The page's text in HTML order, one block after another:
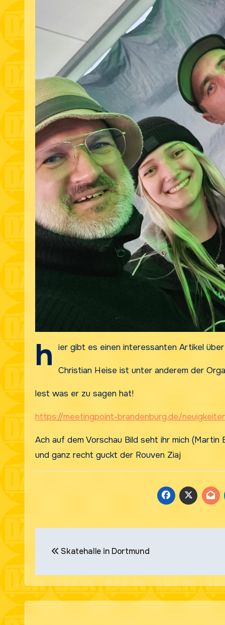
h ier gibt es einen interessanten Artikel
Christian Heise ist unter anderem der
lest was er zu sagen hat!
https://meetingpoint-brandenburg.de/
Ach auf dem Vorschau Bild seht ihr mich (Martin
und ganz recht guckt der Rouven Ziaj
Skatehalle in Dortmund